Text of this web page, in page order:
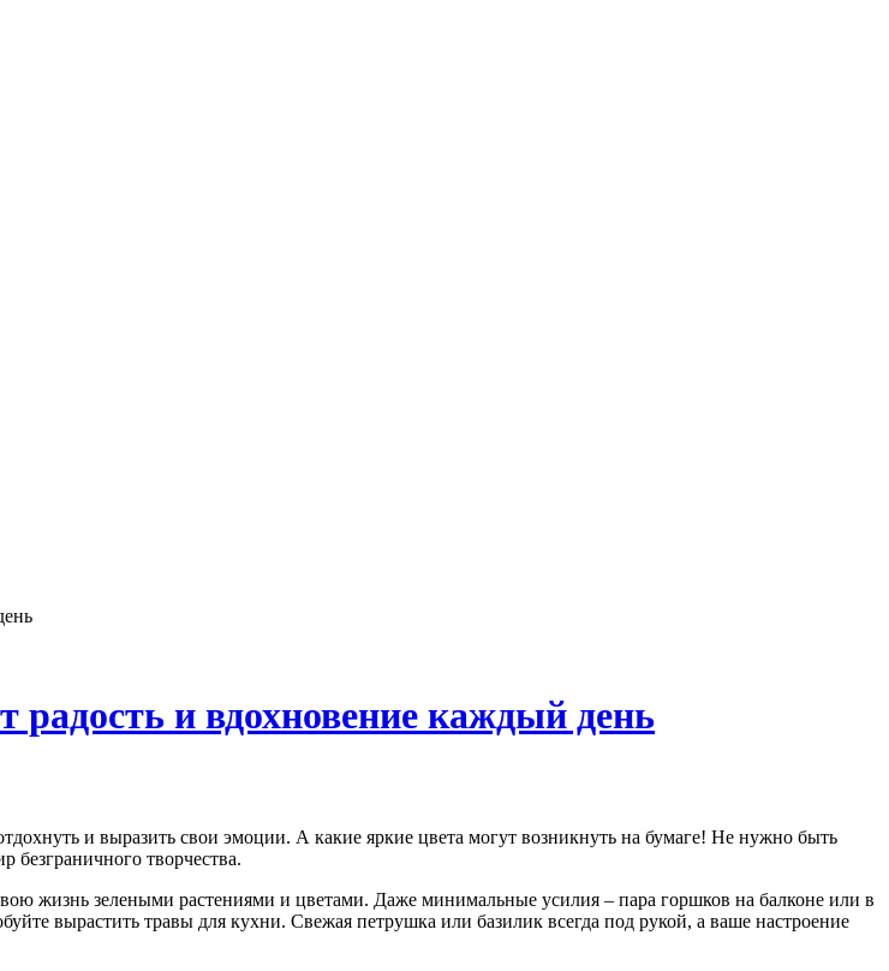
и вдохновение каждый день
безграничного творчества.
жизнь зелеными растениями и цветами. Даже минимальные усилия – пара горшков на балконе или в
вырастить травы для кухни. Свежая петрушка или базилик всегда под рукой, а ваше настроение